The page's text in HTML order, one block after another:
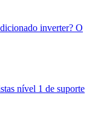
inverter? O
nível 1 de suporte